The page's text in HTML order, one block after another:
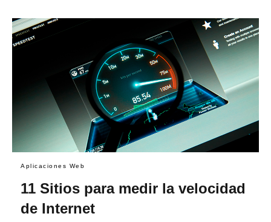
Aplicaciones Web
11 Sitios para medir la velocidad
de Internet